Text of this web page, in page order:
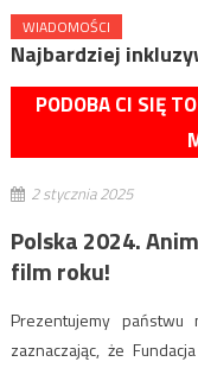
WIADOMOŚCI
Najbardziej
PODOBA CI SIĘ
2 stycznia 2025
Polska 2024.
film roku!
Prezentujemy
zaznaczając, że